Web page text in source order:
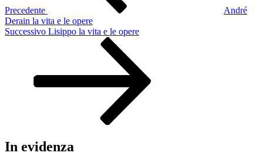
Precedente
André
Derain la vita e le opere
Articolo
Successivo Lisippo la vita e le opere
In evidenza